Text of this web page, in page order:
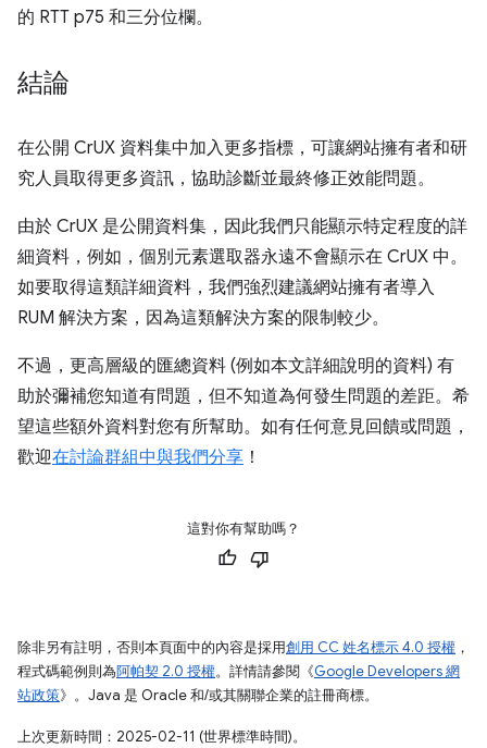
的 RTT p75 和三分位欄。
結論
在公開 CrUX 資料集中加入更多指標，可讓網站擁有者和研
究人員取得更多資訊，協助診斷並最終修正效能問題。
由於 CrUX 是公開資料集，因此我們只能顯示特定程度的詳
細資料，例如，個別元素選取器永遠不會顯示在 CrUX 中。
如要取得這類詳細資料，我們強烈建議網站擁有者導入
RUM 解決方案，因為這類解決方案的限制較少。
不過，更高層級的匯總資料 (例如本文詳細說明的資料) 有
助於彌補您知道有問題，但不知道為何發生問題的差距。希
望這些額外資料對您有所幫助。如有任何意見回饋或問題，
歡迎在討論群組中與我們分享 ！
這對你有幫助嗎？
除非另有註明，否則本頁面中的內容是採用創用 CC 姓名標示 4.0 授權 ，
程式碼範例則為阿帕契 2.0 授權。詳情請參閱《Google Developers 網
站政策》。Java 是 Oracle 和/或其關聯企業的註冊商標。
上次更新時間：2025-02-11 (世界標準時間)。